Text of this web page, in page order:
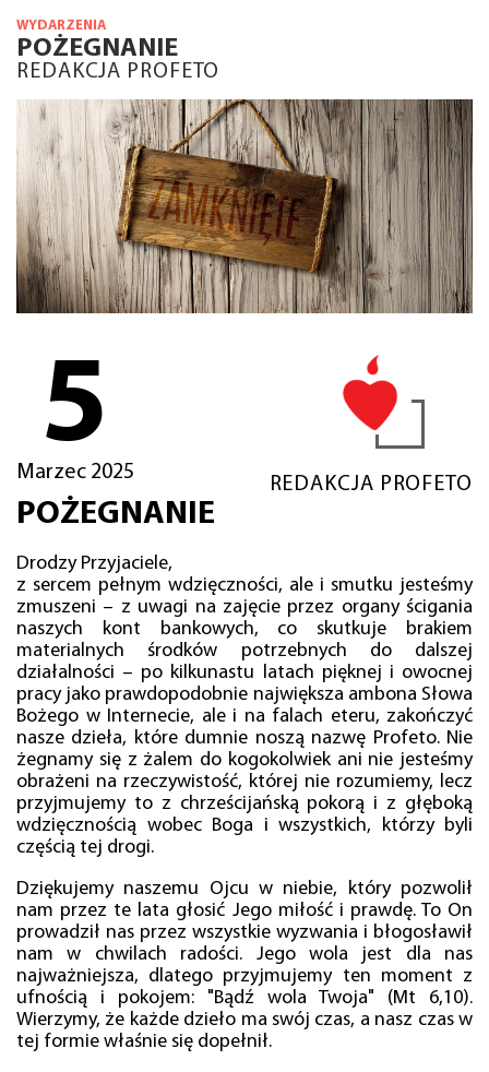
WYDARZENIA
POŻEGNANIE
REDAKCJA PROFETO
5
Marzec 2025
REDAKCJA PROFETO
POŻEGNANIE
Drodzy Przyjaciele,
z sercem pełnym wdzięczności, ale i smutku jesteśmy
zmuszeni – z uwagi na zajęcie przez organy ścigania
naszych kont bankowych, co skutkuje brakiem
materialnych środków potrzebnych do dalszej
działalności – po kilkunastu latach pięknej i owocnej
pracy jako prawdopodobnie największa ambona Słowa
Bożego w Internecie, ale i na falach eteru, zakończyć
nasze dzieła, które dumnie noszą nazwę Profeto. Nie
żegnamy się z żalem do kogokolwiek ani nie jesteśmy
obrażeni na rzeczywistość, której nie rozumiemy, lecz
przyjmujemy to z chrześcijańską pokorą i z głęboką
wdzięcznością wobec Boga i wszystkich, którzy byli
częścią tej drogi.
Dziękujemy naszemu Ojcu w niebie, który pozwolił
nam przez te lata głosić Jego miłość i prawdę. To On
prowadził nas przez wszystkie wyzwania i błogosławił
nam w chwilach radości. Jego wola jest dla nas
najważniejsza, dlatego przyjmujemy ten moment z
ufnością i pokojem: "Bądź wola Twoja" (Mt 6,10).
Wierzymy, że każde dzieło ma swój czas, a nasz czas w
tej formie właśnie się dopełnił.